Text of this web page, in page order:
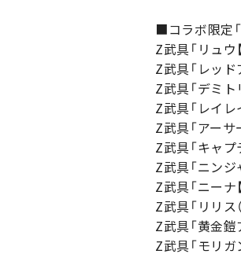
■コラボ限定「
Z武具「リュウ
Z武具「レッド
Z武具「デミト
Z武具「レイレ
Z武具「アーサ
Z武具「キャプ
Z武具「ニンジ
Z武具「ニーナ
Z武具「リリス
Z武具「黄金鎧
Z武具「モリガ